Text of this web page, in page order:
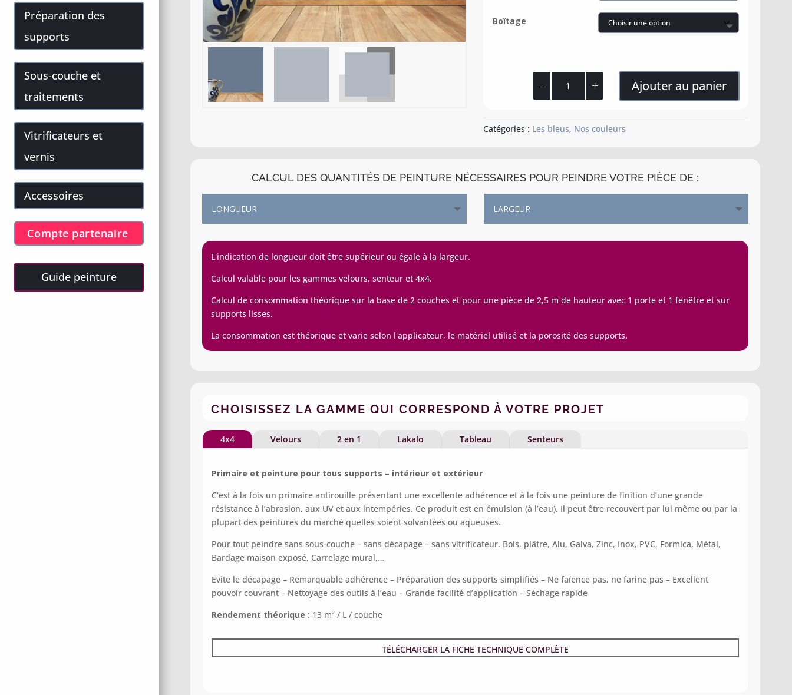
Préparation des
supports
Sous-couche et
traitements
Vitrificateurs et
vernis
Accessoires
Compte partenaire
Guide peinture
Boîtage
betschdorf
Ajouter au panier
Catégories : Les bleus, Nos couleurs
CALCUL DES QUANTITÉS DE PEINTURE NÉCESSAIRES POUR PEINDRE VOTRE PIÈCE DE :
L'indication de longueur doit être supérieur ou égale à la largeur.
Calcul valable pour les gammes velours, senteur et 4x4.
Calcul de consommation théorique sur la base de 2 couches et pour une pièce de 2,5 m de hauteur avec 1 porte et 1 fenêtre et sur
supports lisses.
La consommation est théorique et varie selon l'applicateur, le matériel utilisé et la porosité des supports.
CHOISISSEZ LA GAMME QUI CORRESPOND À VOTRE PROJET
4x4 Velours 2 en 1 Lakalo Tableau Senteurs
Primaire et peinture pour tous supports – intérieur et extérieur
C’est à la fois un primaire antirouille présentant une excellente adhérence et à la fois une peinture de finition d’une grande
résistance à l’abrasion, aux UV et aux intempéries. Ce produit est en émulsion (à l’eau). Il peut être recouvert par lui même ou par la
plupart des peintures du marché quelles soient solvantées ou aqueuses.
Pour tout peindre sans sous-couche – sans décapage – sans vitrificateur. Bois, plâtre, Alu, Galva, Zinc, Inox, PVC, Formica, Métal,
Bardage maison exposé, Carrelage mural,…
Evite le décapage – Remarquable adhérence – Préparation des supports simplifiés – Ne faïence pas, ne farine pas – Excellent
pouvoir couvrant – Nettoyage des outils à l’eau – Grande facilité d’application – Séchage rapide
Rendement théorique : 13 m² / L / couche
TÉLÉCHARGER LA FICHE TECHNIQUE COMPLÈTE